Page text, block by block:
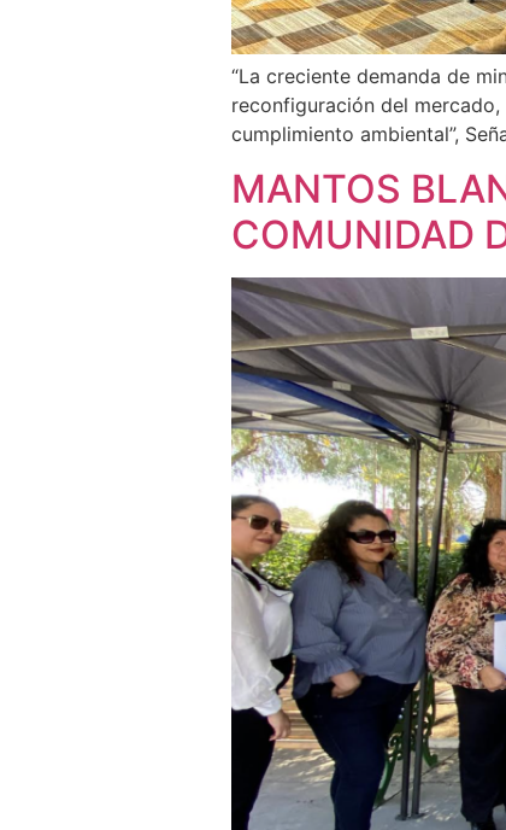
“La creciente demanda de
reconfiguración del
cumplimiento ambiental”,
MANTOS
COMUNIDAD